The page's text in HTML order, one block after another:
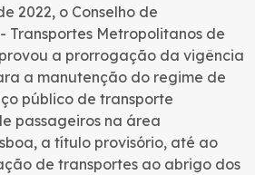
2022, o Conselho de
Transportes Metropolitanos de
a prorrogação da vigência
a manutenção do regime de
público de transporte
passageiros na área
a título provisório, até ao
de transportes ao abrigo dos